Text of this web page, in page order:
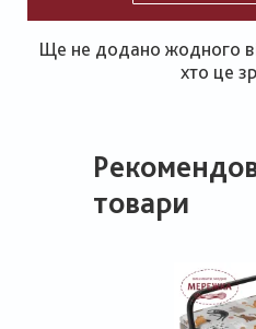
Ще не додано жодного
хто це
товари